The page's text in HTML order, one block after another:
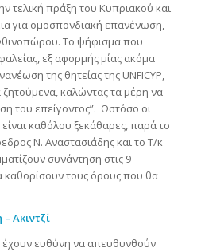
τελική πράξη του Κυπριακού και
για ομοσπονδιακή επανένωση,
Το ψήφισμα που
εξ αφορμής μίας ακόμα
της θητείας της UNFICYP,
καλώντας τα μέρη να
του επείγοντος”. Ωστόσο οι
καθόλου ξεκάθαρες, παρά το
Ν. Αναστασιάδης και το Τ/κ
συνάντηση στις 9
καθορίσουν τους όρους που θα
Ακιντζί
ευθύνη να απευθυνθούν